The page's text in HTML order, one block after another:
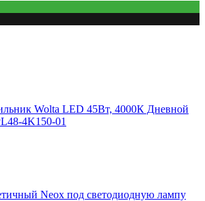
Wolta LED 45Вт, 4000К Дневной
4K150-01